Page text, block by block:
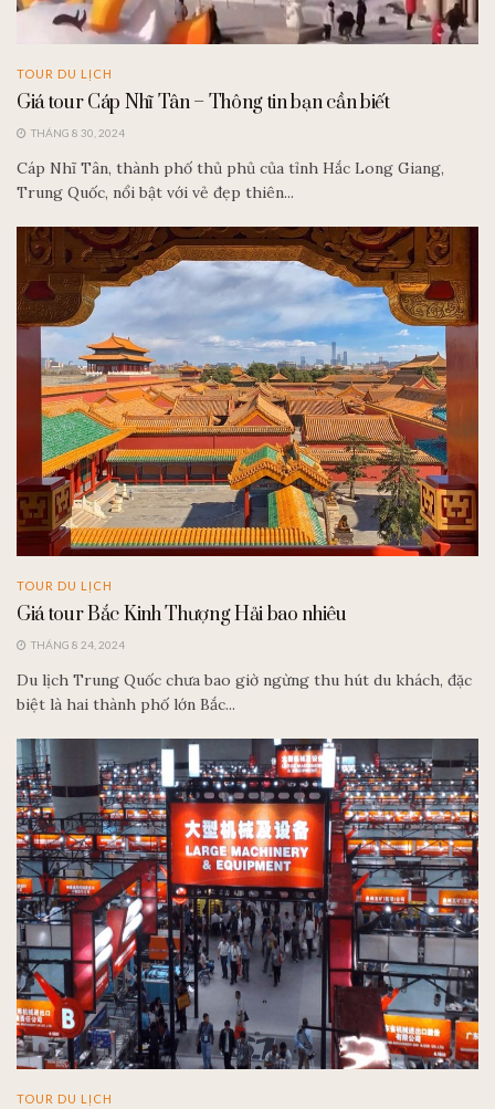
TOUR DU LỊCH
Giá tour Cáp Nhĩ Tân – Thông tin bạn cần biết
THÁNG 8 30, 2024
Cáp Nhĩ Tân, thành phố thủ phủ của tỉnh Hắc Long Giang,
Trung Quốc, nổi bật với vẻ đẹp thiên...
TOUR DU LỊCH
Giá tour Bắc Kinh Thượng Hải bao nhiêu
THÁNG 8 24, 2024
Du lịch Trung Quốc chưa bao giờ ngừng thu hút du khách, đặc
biệt là hai thành phố lớn Bắc...
TOUR DU LỊCH